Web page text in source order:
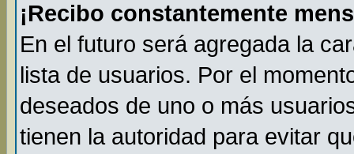
¡Recibo constantemente
En el futuro será agregada la
lista de usuarios. Por el
deseados de uno o más
tienen la autoridad para evitar